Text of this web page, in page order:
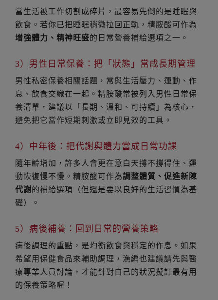
當生活被工作切割成碎片，最容易先倒的是睡眠與
飲食。若你已把睡眠稍微拉回正軌，精胺酸可作為
增強體力、精神旺盛的日常營養補給選項之一。
3）男性日常保養：把「狀態」當成長期管理
男性私密保養相關話題，常與生活壓力、運動、作
息、飲食交織在一起。精胺酸常被列入男性日常保
養清單，建議以「長期、溫和、可持續」為核心，
避免把它當作短期刺激或立即見效的工具。
4）中年後：把代謝與體力當成日常功課
隨年齡增加，許多人會更在意白天撐不撐得住、運
動恢復慢不慢。精胺酸可作為調整體質、促進新陳
代謝的補給選項（但還是要以良好的生活習慣為基
礎）。
5）病後補養：回到日常的營養策略
病後調理的重點，是均衡飲食與穩定的作息。如果
希望用保健食品來輔助調理，漁編也建議請先與醫
療專業人員討論，才能針對自己的狀況擬訂最有用
的保養策略喔！